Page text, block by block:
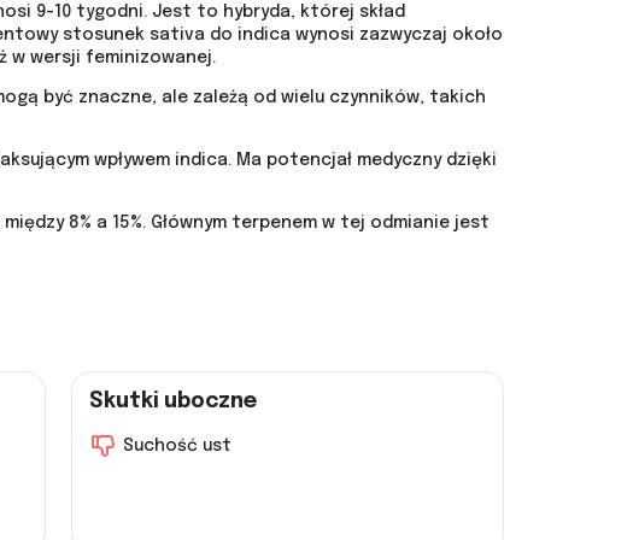
9-10 tygodni. Jest to hybryda, której skład
stosunek sativa do indica wynosi zazwyczaj około
w wersji feminizowanej.
być znaczne, ale zależą od wielu czynników, takich
wpływem indica. Ma potencjał medyczny dzięki
8% a 15%. Głównym terpenem w tej odmianie jest
Skutki uboczne
Suchość ust